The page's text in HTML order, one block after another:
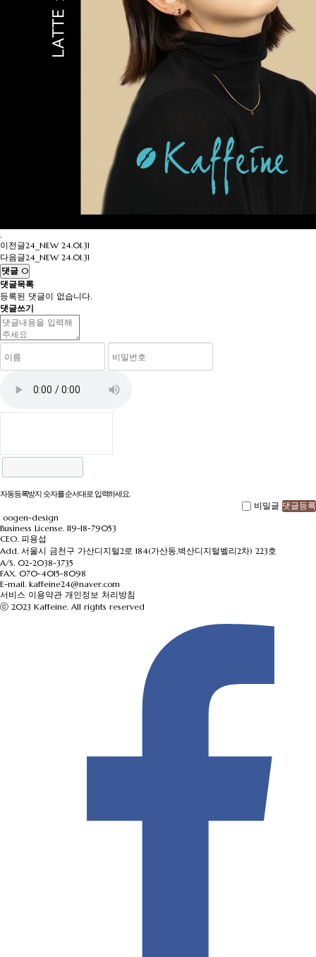
.
이전글24_NEW 24.01.31
다음글24_NEW 24.01.31
댓글 0
댓글목록
등록된 댓글이 없습니다.
댓글쓰기
자동등록방지 숫자를 순서대로 입력하세요.
비밀글 댓글등록
oogen-design
Business License. 119-18-79053
CEO. 피용섭
Add. 서울시 금천구 가산디지털2로 184(가산동,벽산디지털벨리2차) 223호
A/S. 02-2038-3735
FAX. 070-4015-8098
E-mail. kaffeine24@naver.com
서비스 이용약관 개인정보 처리방침
ⓒ 2023 Kaffeine. All rights reserved